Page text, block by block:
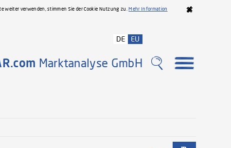
weiter verwenden, stimmen Sie der Cookie Nutzung zu.Mehr Information
Marktanalyse GmbH
DE EU